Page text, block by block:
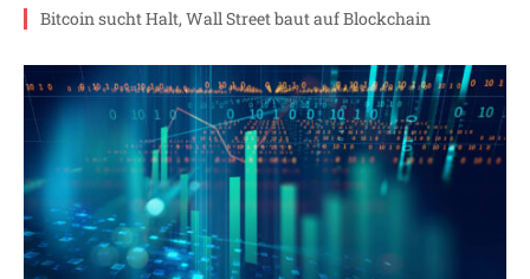
Bitcoin sucht Halt, Wall Street baut auf Blockchain